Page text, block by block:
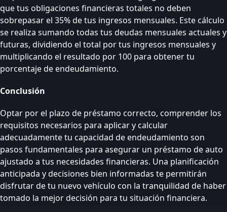
que tus obligaciones financieras totales no deben
sobrepasar el 35% de tus ingresos mensuales. Este cálculo
se realiza sumando todas tus deudas mensuales actuales y
futuras, dividiendo el total por tus ingresos mensuales y
multiplicando el resultado por 100 para obtener tu
porcentaje de endeudamiento.
Conclusión
Optar por el plazo de préstamo correcto, comprender los
requisitos necesarios para aplicar y calcular
adecuadamente tu capacidad de endeudamiento son
pasos fundamentales para asegurar un préstamo de auto
ajustado a tus necesidades financieras. Una planificación
anticipada y decisiones bien informadas te permitirán
disfrutar de tu nuevo vehículo con la tranquilidad de haber
tomado la mejor decisión para tu situación financiera.